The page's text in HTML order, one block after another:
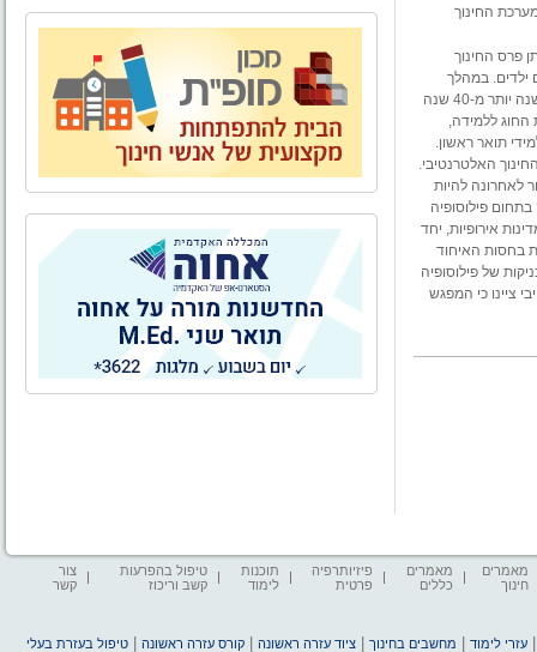
החינוך
פרס החינוך
במהלך
המפגש הציג וילס את עיקרי תורת "פילוסופיה עם ילדים". השיטה מציינת השנה יותר מ-40 שנה
החוג ללמידה,
תואר ראשון.
האלטרנטיבי.
לאחרונה להיות
פילוסופיה
אירופיות, יחד
בחסות האיחוד
של פילוסופיה
ציינו כי המפגש
מאמרים
חינוך
מאמרים
כללים
פיזיותרפיה
פרטית
תוכנות
לימוד
טיפול בהפרעות
קשב וריכוז
צור
קשר
עזרי לימוד מחשבים בחינוך |ציוד עזרה ראשונה |קורס עזרה ראשונה |טיפול בעזרת בעלי